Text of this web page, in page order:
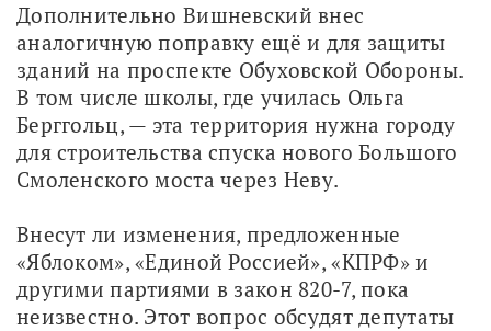
Дополнительно Вишневский внес
аналогичную поправку ещё и для защиты
зданий на проспекте Обуховской Обороны.
В том числе школы, где училась Ольга
Берггольц, — эта территория нужна городу
для строительства спуска нового Большого
Смоленского моста через Неву.
Внесут ли изменения, предложенные
«Яблоком», «Единой Россией», «КПРФ» и
другими партиями в закон 820-7, пока
неизвестно. Этот вопрос обсудят депутаты